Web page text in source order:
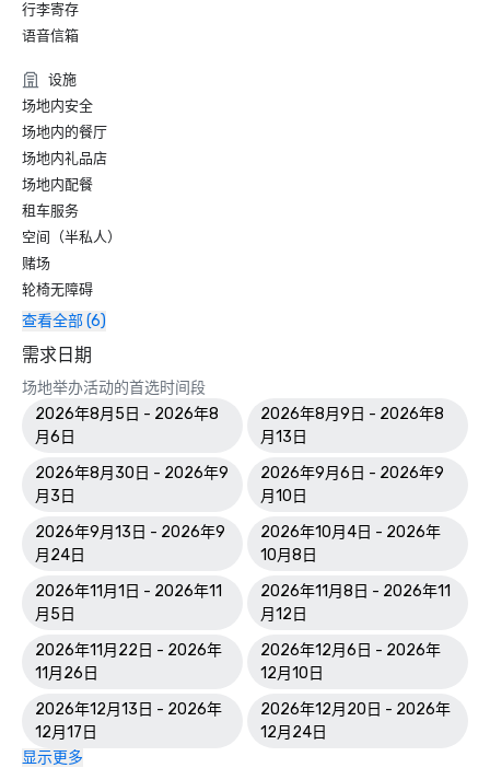
行李寄存
语音信箱
设施
场地内安全
场地内的餐厅
场地内礼品店
场地内配餐
租车服务
空间（半私人）
赌场
轮椅无障碍
查看全部 (6)
需求日期
场地举办活动的首选时间段
2026年8月5日 - 2026年8
月6日
2026年8月9日 - 2026年8
月13日
2026年8月30日 - 2026年9
月3日
2026年9月6日 - 2026年9
月10日
2026年9月13日 - 2026年9
月24日
2026年10月4日 - 2026年
10月8日
2026年11月1日 - 2026年11
月5日
2026年11月8日 - 2026年11
月12日
2026年11月22日 - 2026年
11月26日
2026年12月6日 - 2026年
12月10日
2026年12月13日 - 2026年
12月17日
2026年12月20日 - 2026年
12月24日
显示更多